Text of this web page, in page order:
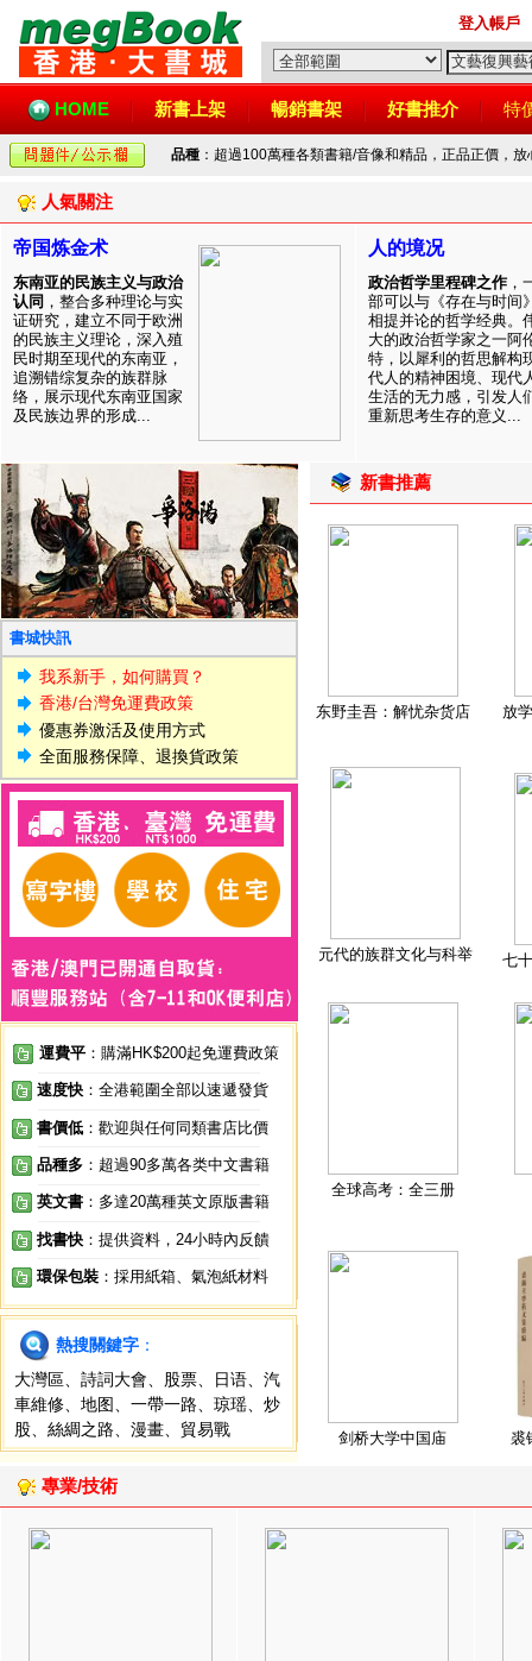
登入帳戶
HOME 新書上架 暢銷書架 好書推介 特
品種 ：超過100萬種各類書籍/音像和精品，正品正價，
人氣關注
帝国炼金术
东南亚的民族主义与政治
认同 ，整合多种理论与实
证研究，建立不同于欧洲
的民族主义理论，深入殖
民时期至现代的东南亚，
追溯错综复杂的族群脉
络，展示现代东南亚国家
及民族边界的形成...
人的境况
政治哲学里程碑之作 ，
部可以与《存在与时间
相提并论的哲学经典。
大的政治哲学家之一阿
特，以犀利的哲思解构
代人的精神困境、现代
生活的无力感，引发人
重新思考生存的意义...
書城快訊
我系新手，如何購買？
香港/台灣免運費政策
優惠券激活及使用方式
全面服務保障、退換貨政策
運費平 ：購滿HK$200起免運費政策
速度快 ：全港範圍全部以速遞發貨
書價低 ：歡迎與任何同類書店比價
品種多 ：超過90多萬各类中文書籍
英文書 ：多達20萬種英文原版書籍
找書快 ：提供資料，24小時內反饋
環保包裝 ：採用紙箱、氣泡紙材料
熱搜關鍵字 ：
大灣區
詩詞大會 股票 日语
汽
車維修
地图 一帶一路 琼瑶
炒
股
絲綢之路 漫畫 貿易戰
新書推薦
东野圭吾：解忧杂货店 放
元代的族群文化与科举 七
全球高考：全三册
剑桥大学中国庙 裘
專業/技術